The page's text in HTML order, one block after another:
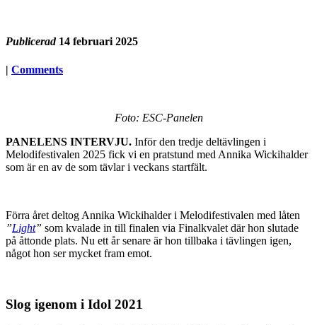
Publicerad 14 februari 2025
| Comments
Foto: ESC-Panelen
PANELENS INTERVJU. Inför den tredje deltävlingen i
Melodifestivalen 2025 fick vi en pratstund med Annika Wickihalder
som är en av de som tävlar i veckans startfält.
Förra året deltog Annika Wickihalder i Melodifestivalen med låten
”Light” som kvalade in till finalen via Finalkvalet där hon slutade
på åttonde plats. Nu ett år senare är hon tillbaka i tävlingen igen,
något hon ser mycket fram emot.
Slog igenom i Idol 2021